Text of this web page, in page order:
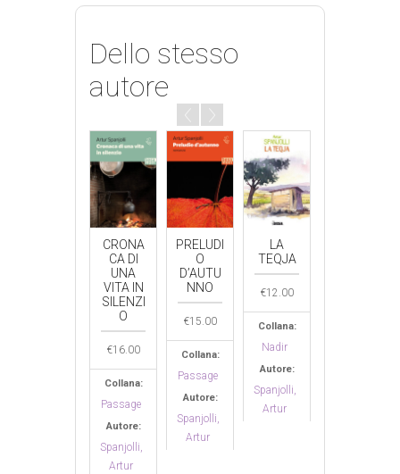
Dello stesso
autore
CRONA
CA DI
UNA
VITA IN
SILENZI
O
€16.00
Collana:
Passage
Autore:
Spanjolli,
Artur
PRELUDI
O
D’AUTU
NNO
€15.00
Collana:
Passage
Autore:
Spanjolli,
Artur
LA
TEQJA
€12.00
Collana:
Nadir
Autore:
Spanjolli,
Artur